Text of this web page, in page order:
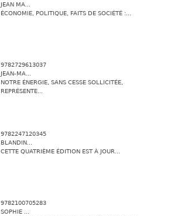
JEAN MA...
ÉCONOMIE, POLITIQUE, FAITS DE SOCIÉTÉ :...
9782729613037
JEAN-MA...
NOTRE ÉNERGIE, SANS CESSE SOLLICITÉE,
REPRÉSENTE...
9782247120345
BLANDIN...
CETTE QUATRIÈME ÉDITION EST À JOUR...
9782100705283
SOPHIE ...